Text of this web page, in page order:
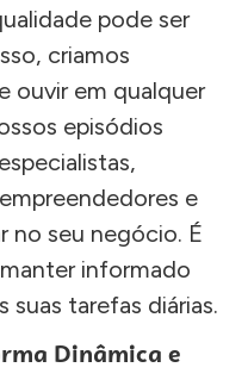
pode ser
criamos
ouvir em qualquer
episódios
e
no seu negócio. É
informado
tarefas diárias.
Dinâmica e